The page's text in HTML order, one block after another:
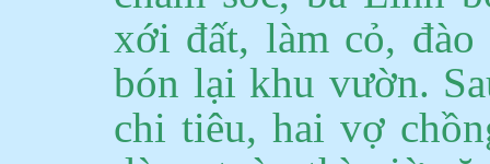
xới đất, làm cỏ, đào
bón lại khu vườn.
chi tiêu, hai vợ